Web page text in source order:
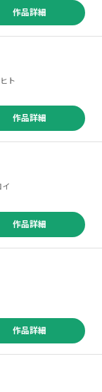
作品詳細
津ウミヒト
作品詳細
乙本ロイ
作品詳細
作品詳細